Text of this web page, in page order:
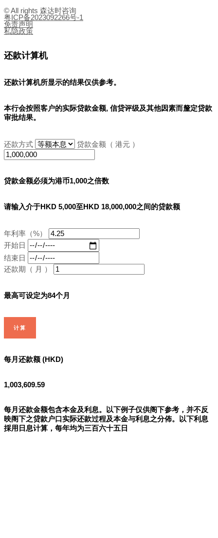
© All rights 森达时咨询
粤ICP备2023092266号-1
免责声明
私隐政策
还款计算机
还款计算机所显示的结果仅供参考。
本行会按照客户的实际贷款金额, 信贷评级及其他因素而釐定贷款
审批结果。
还款方式 贷款金额（ 港元 ）
贷款金额必须为港币1,000之倍数
请输入介于HKD 5,000至HKD 18,000,000之间的贷款额
年利率（%）
开始日
结束日
还款期（ 月 ）
最高可设定为84个月
计算
每月还款额 (HKD)
1,003,609.59
每月还款金额包含本金及利息。以下例子仅供阁下参考，并不反
映阁下之贷款户口实际还款过程及本金与利息之分佈。以下利息
採用日息计算，每年均为三百六十五日